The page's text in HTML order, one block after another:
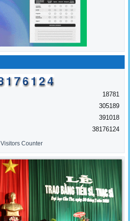
18781
305189
391018
38176124
Visitors Counter